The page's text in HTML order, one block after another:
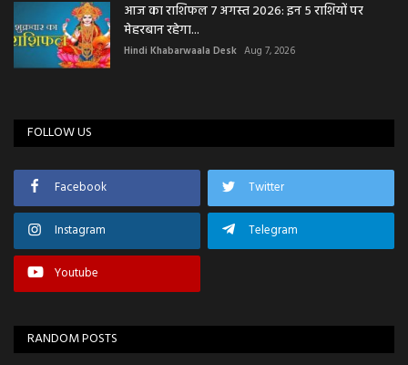
आज का राशिफल 7 अगस्त 2026: इन 5 राशियों पर
मेहरबान रहेगा...
Hindi Khabarwaala Desk Aug 7, 2026
FOLLOW US
Facebook Twitter
Instagram Telegram
Youtube
RANDOM POSTS